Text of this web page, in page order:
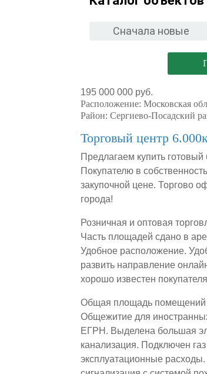
Сначала новые
195 000 000 руб.
Расположение: Московская
Район: Сергиево-Посадский
Торговый центр
Предлагаем купить
Покупателю в
закупочной цене. Торгово
города!
Розничная и оптовая
Часть площадей сдано в
Удобное расположение.
развить направление
хорошо известен
Общая площадь помещений
Общежитие для
ЕГРН. Выделена большая
канализация. Подключен
эксплуатационные